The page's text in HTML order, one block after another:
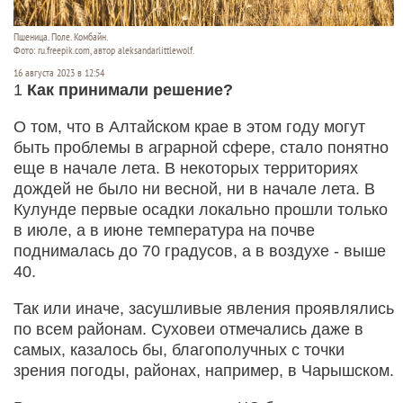
Пшеница. Поле. Комбайн.
Фото: ru.freepik.com, автор aleksandarlittlewolf.
16 августа 2023 в 12:54
1 Как принимали решение?
О том, что в Алтайском крае в этом году могут
быть проблемы в аграрной сфере, стало понятно
еще в начале лета. В некоторых территориях
дождей не было ни весной, ни в начале лета. В
Кулунде первые осадки локально прошли только
в июле, а в июне температура на почве
поднималась до 70 градусов, а в воздухе - выше
40.
Так или иначе, засушливые явления проявлялись
по всем районам. Суховеи отмечались даже в
самых, казалось бы, благополучных с точки
зрения погоды, районах, например, в Чарышском.